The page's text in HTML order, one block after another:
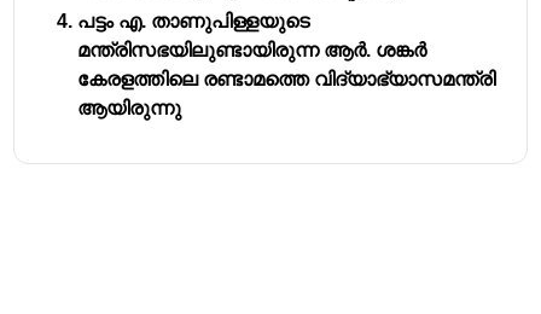
പട്ടം എ. താണുപിള്ളയുടെ
മന്ത്രിസഭയിലുണ്ടായിരുന്ന ആർ. ശങ്കർ
കേരളത്തിലെ രണ്ടാമത്തെ വിദ്യാഭ്യാസമന്ത്രി
ആയിരുന്നു